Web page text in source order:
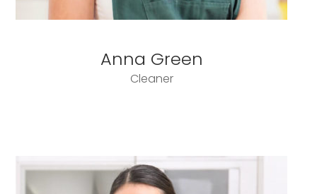
Anna Green
Cleaner